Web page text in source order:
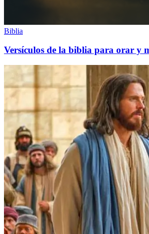
Biblia
Versículos de la biblia para orar y